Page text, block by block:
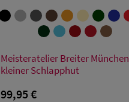
55 56 57
Meisteratelier Breiter München
kleiner Schlapphut
99,95 €